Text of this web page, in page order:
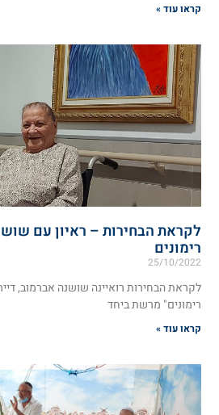
קראו עוד »
לקראת הבחירות – ראיון עם
רימונים
25/10/2022
לקראת הבחירות רואיינה שושנה אברמוב,
רימונים" מרשת ביחד
קראו עוד »